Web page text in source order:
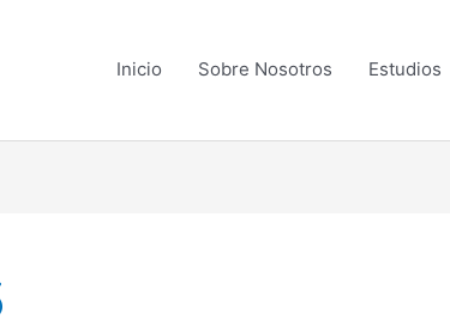
Inicio Sobre Nosotros Estudios